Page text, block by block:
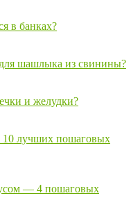
в банках?
шашлыка из свинины?
и желудки?
10 лучших пошаговых
— 4 пошаговых